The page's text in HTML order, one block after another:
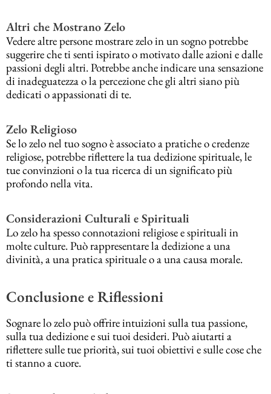
Altri che Mostrano Zelo
Vedere altre persone mostrare zelo in un sogno potrebbe
suggerire che ti senti ispirato o motivato dalle azioni e dalle
passioni degli altri. Potrebbe anche indicare una sensazione
di inadeguatezza o la percezione che gli altri siano più
dedicati o appassionati di te.
Zelo Religioso
Se lo zelo nel tuo sogno è associato a pratiche o credenze
religiose, potrebbe riflettere la tua dedizione spirituale, le
tue convinzioni o la tua ricerca di un significato più
profondo nella vita.
Considerazioni Culturali e Spirituali
Lo zelo ha spesso connotazioni religiose e spirituali in
molte culture. Può rappresentare la dedizione a una
divinità, a una pratica spirituale o a una causa morale.
Conclusione e Riflessioni
Sognare lo zelo può offrire intuizioni sulla tua passione,
sulla tua dedizione e sui tuoi desideri. Può aiutarti a
riflettere sulle tue priorità, sui tuoi obiettivi e sulle cose che
ti stanno a cuore.